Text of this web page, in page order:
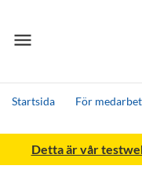
menu
Meny
Startsida För
Sök
Andra söktjänster
Detta är vår